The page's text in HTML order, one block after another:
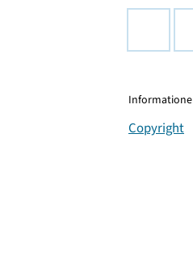
Copyright